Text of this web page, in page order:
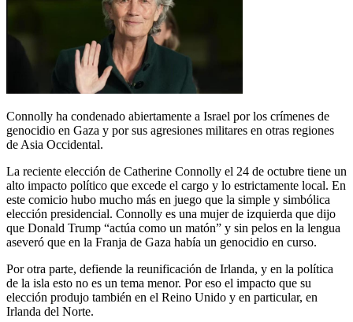
Connolly ha condenado abiertamente a Israel por los crímenes de
genocidio en Gaza y por sus agresiones militares en otras regiones
de Asia Occidental.
La reciente elección de Catherine Connolly el 24 de octubre tiene un
alto impacto político que excede el cargo y lo estrictamente local. En
este comicio hubo mucho más en juego que la simple y simbólica
elección presidencial. Connolly es una mujer de izquierda que dijo
que Donald Trump “actúa como un matón” y sin pelos en la lengua
aseveró que en la Franja de Gaza había un genocidio en curso.
Por otra parte, defiende la reunificación de Irlanda, y en la política
de la isla esto no es un tema menor. Por eso el impacto que su
elección produjo también en el Reino Unido y en particular, en
Irlanda del Norte.